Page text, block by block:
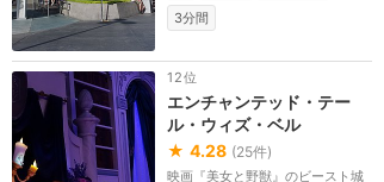
3分間
12位
エンチャンテッド・テー
ル・ウィズ・ベル
★ 4.28 (25件)
映画『美女と野獣』のビースト城